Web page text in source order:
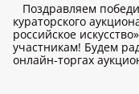
Поздравляем
кураторского
российское
участникам! Будем
онлайн-торгах